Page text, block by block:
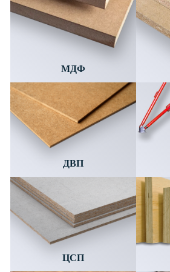
МДФ
ДВП
ЦСП